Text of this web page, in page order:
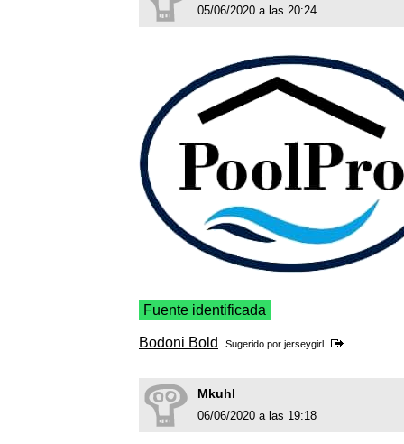
05/06/2020 a las 20:24
Fuente identificada
Bodoni Bold Sugerido por jerseygirl
Mkuhl
06/06/2020 a las 19:18